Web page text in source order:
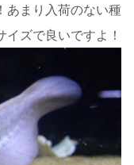
あまり入荷のない種
ズで良いですよ！